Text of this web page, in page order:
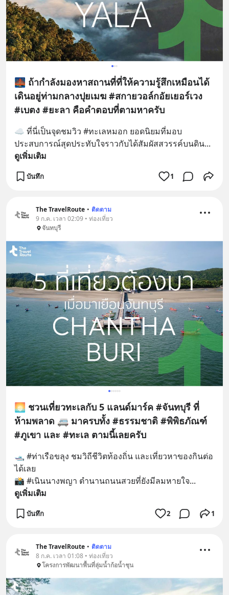
🌉 ถ้ากำลังมองหาสถานที่ที่ให้ความรู้สึกเหมือนได้
เดินอยู่ท่ามกลางปุยเมฆ #สกายวอล์กอัยเยอร์เวง
#เบตง #ยะลา คือคำตอบที่ตามหาครับ
☁️ ที่นี่เป็นจุดชมวิว #ทะเลหมอก ยอดนิยมที่มอบ
ประสบการณ์สุดประทับใจราวกับได้สัมผัสสวรรค์บนดิน...
ดูเพิ่มเติม
บันทึก 1
The TravelRoute • ติดตาม
9 ก.ค. เวลา 02:09 • ท่องเที่ยว
จันทบุรี
🌅 ชวนเที่ยวทะเลกับ 5 แลนด์มาร์ค #จันทบุรี ที่
ห้ามพลาด 🚐 มาครบทั้ง #ธรรมชาติ #พิพิธภัณฑ์
#ภูเขา และ #ทะเล ตามนี้เลยครับ
🛥️ #ท่าเรือขลุง ชมวิถีชีวิตท้องถิ่น และเที่ยวหาของกินต่อ
ได้เลย
📸 #เนินนางพญา ตำนานถนนสวยที่ยังมีลมหายใจ...
ดูเพิ่มเติม
บันทึก 2 1
The TravelRoute • ติดตาม
8 ก.ค. เวลา 01:08 • ท่องเที่ยว
โครงการพัฒนาพื้นที่ลุ่มน้ำก้อน้ำชุน